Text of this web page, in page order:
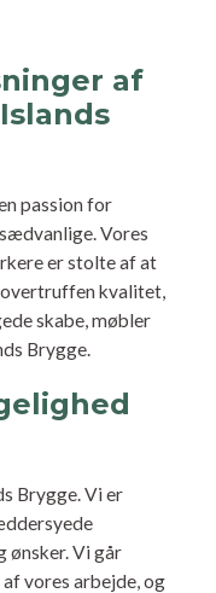
af
passion for
Vores
er stolte af at
kvalitet,
skabe, møbler
Brygge.
Brygge. Vi er
ønsker. Vi går
vores arbejde, og